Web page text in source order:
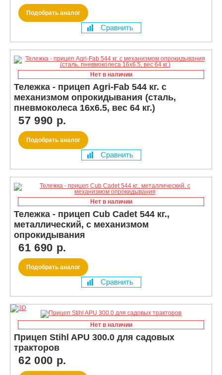
Подобрать аналог
Сравнить
Нет в наличии
Тележка - прицеп Agri-Fab 544 кг. с
механизмом опрокидывания (сталь,
пневмоколеса 16x6.5, вес 64 кг.)
57 990 р.
Подобрать аналог
Сравнить
Нет в наличии
Тележка - прицеп Cub Cadet 544 кг.,
металлический, с механизмом
опрокидывания
61 690 р.
Подобрать аналог
Сравнить
Нет в наличии
Прицеп Stihl APU 300.0 для садовых
тракторов
62 000 р.